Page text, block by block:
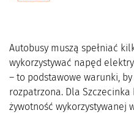
Autobusy muszą spełniać
wykorzystywać napęd
– to podstawowe warunki,
rozpatrzona. Dla
żywotność wykorzystywanej